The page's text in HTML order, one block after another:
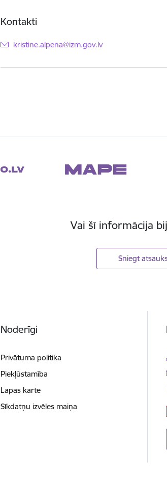
Kontakti
E-pasts:
kristine.alpena@izm.gov.lv
Vai šī informācija
Sniegt
Noderīgi
Privātuma politika
Piekļūstamība
Lapas karte
Sīkdatņu izvēles maiņa